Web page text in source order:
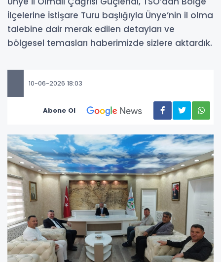
İlçelerine İstişare Turu başlığıyla Ünye’nin il olma
talebine dair merak edilen detayları ve
bölgesel temasları haberimizde sizlere aktardık.
10-06-2026 18:03
Abone Ol